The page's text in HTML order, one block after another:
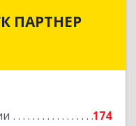
ПАРТНЕР
174
ГК ПАРТНЕР